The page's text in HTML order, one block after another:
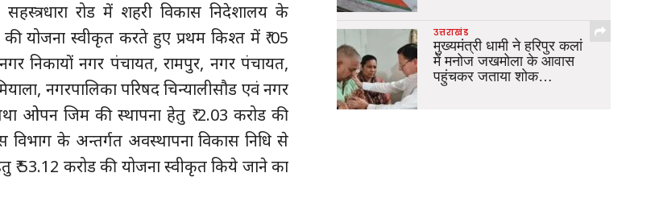
सहस्त्रधारा रोड में शहरी विकास निदेशालय के
की योजना स्वीकृत करते हुए प्रथम किश्त में ₹ 05
निकायों नगर पंचायत, रामपुर, नगर पंचायत,
नगरपालिका परिषद चिन्यालीसौड एवं नगर
ओपन जिम की स्थापना हेतु ₹ 2.03 करोड की
के अन्तर्गत अवस्थापना विकास निधि से
₹ 53.12 करोड की योजना स्वीकृत किये जाने का
उत्तराखंड
मुख्यमंत्री धामी ने हरिपुर कलां
में मनोज जखमोला के आवास
पहुंचकर जताया शोक…